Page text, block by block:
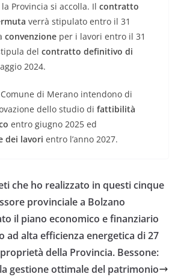
Provincia si accolla. Il contratto
verrà stipulato entro il 31
convenzione per i lavori entro il 31
del contratto definitivo di
2024.
di Merano intendono di
dello studio di fattibilità
entro giugno 2025 ed
dei lavori entro l’anno 2027.
che ho realizzato in questi cinque
provinciale a Bolzano
il piano economico e finanziario
ad alta efficienza energetica di 27
della Provincia. Bessone:
gestione ottimale del patrimonio